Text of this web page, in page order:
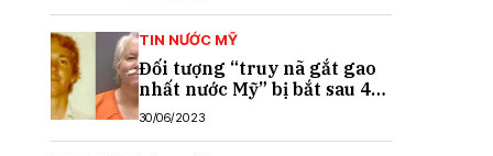
TIN NƯỚC MỸ
Đối tượng “truy nã gắt gao
nhất nước Mỹ” bị bắt sau 40
năm trốn chạy
30/06/2023